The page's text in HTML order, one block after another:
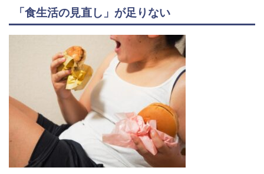
「食生活の見直し」が足りない